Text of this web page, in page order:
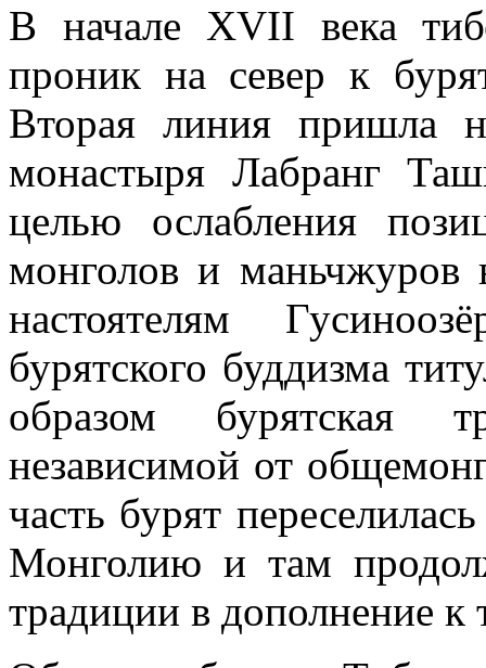
В начале XVII века
проник на север к
Вторая линия пришла
монастыря Лабранг
целью ослабления
монголов и маньчжуров
настоятелям
бурятского буддизма
образом бурятская
независимой от
часть бурят
Монголию и там
традиции в дополнение к